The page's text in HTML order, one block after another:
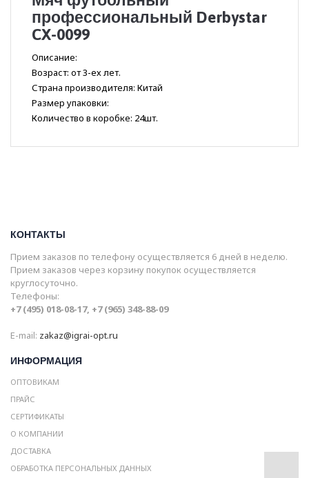
профессиональный Derbystar
CX-0099
Описание:
Возраст: от 3-ех лет.
Страна производителя: Китай
Размер упаковки:
Количество в коробке: 24шт.
КОНТАКТЫ
Прием заказов по телефону осуществляется 6 дней в неделю.
Прием заказов через корзину покупок осуществляется
круглосуточно.
Телефоны:
+7 (495) 018-08-17, +7 (965) 348-88-09
E-mail: zakaz@igrai-opt.ru
ИНФОРМАЦИЯ
ОПТОВИКАМ
ПРАЙС
СЕРТИФИКАТЫ
О КОМПАНИИ
ДОСТАВКА
ОБРАБОТКА ПЕРСОНАЛЬНЫХ ДАННЫХ